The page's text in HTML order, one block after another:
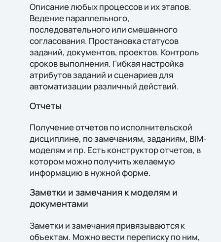
Описание любых процессов и их этапов.
Ведение параллельного,
последовательного или смешанного
согласования. Простановка статусов
заданий, документов, проектов. Контроль
сроков выполнения. Гибкая настройка
атрибутов заданий и сценариев для
автоматизации различный действий.
Отчеты
Получение отчетов по исполнительской
дисциплине, по замечаниям, заданиям, BIM-
моделям и пр. Есть конструктор отчетов, в
котором можно получить желаемую
информацию в нужной форме.
Заметки и замечания к моделям и
документами
Заметки и замечания привязываются к
объектам. Можно вести переписку по ним,